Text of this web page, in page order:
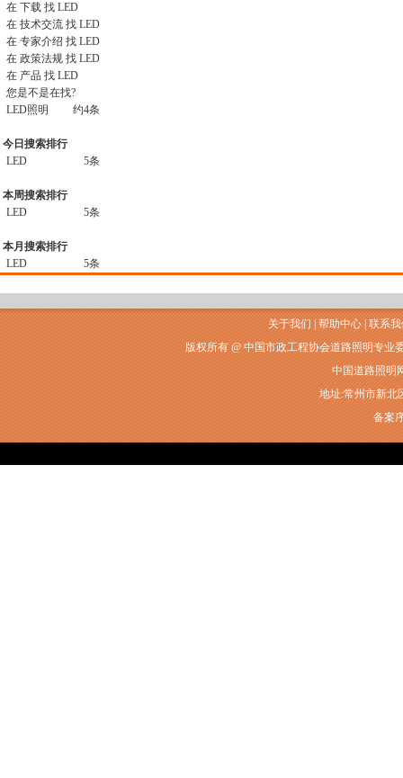
在 下载 找 LED
在 技术交流 找 LED
在 专家介绍 找 LED
在 政策法规 找 LED
在 产品 找 LED
您是不是在找?
约4条
LED照明
今日搜索排行
5条
LED
本周搜索排行
5条
LED
本月搜索排行
5条
LED
关于我们 帮助中心 联系
版权所有 @ 中国市政工程协会道路照明专
中国道路照明
地址:常州市新北
备案